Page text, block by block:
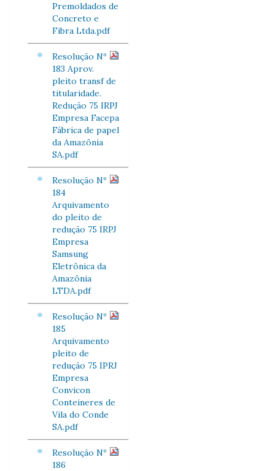
Premoldados de
Concreto e
Fibra Ltda.pdf
Resolução Nº
183 Aprov.
pleito transf de
titularidade.
Redução 75 IRPJ
Empresa Facepa
Fábrica de papel
da Amazônia
SA.pdf
Resolução Nº
184
Arquivamento
do pleito de
redução 75 IRPJ
Empresa
Samsung
Eletrônica da
Amazônia
LTDA.pdf
Resolução Nº
185
Arquivamento
pleito de
redução 75 IPRJ
Empresa
Convicon
Conteineres de
Vila do Conde
SA.pdf
Resolução Nº
186